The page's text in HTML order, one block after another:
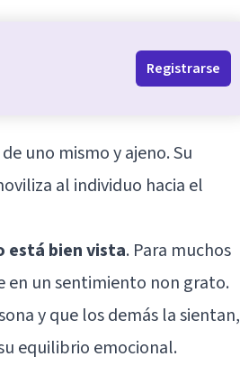
Registrarse
uno mismo y ajeno. Su
al individuo hacia el
está bien vista. Para muchos
en un sentimiento non grato.
y que los demás la sientan,
equilibrio emocional.